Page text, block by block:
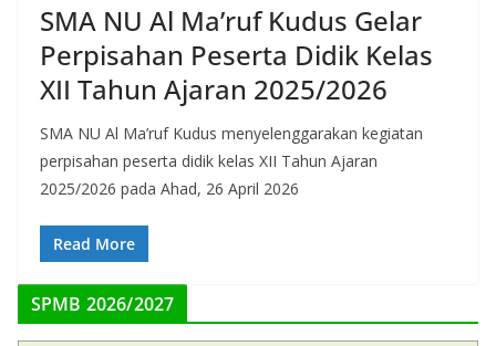
SMA NU Al Ma’ruf Kudus Gelar
Perpisahan Peserta Didik Kelas
XII Tahun Ajaran 2025/2026
SMA NU Al Ma’ruf Kudus menyelenggarakan kegiatan
perpisahan peserta didik kelas XII Tahun Ajaran
2025/2026 pada Ahad, 26 April 2026
Read More
SPMB 2026/2027